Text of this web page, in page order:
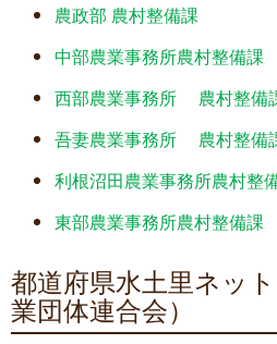
農政部 農村整備課
中部農業事務所農村整備課
西部農業事務所
農村整備
吾妻農業事務所
農村整備
利根沼田農業事務所農村整
東部農業事務所農村整備課
都道府県水土里ネッ
業団体連合会）